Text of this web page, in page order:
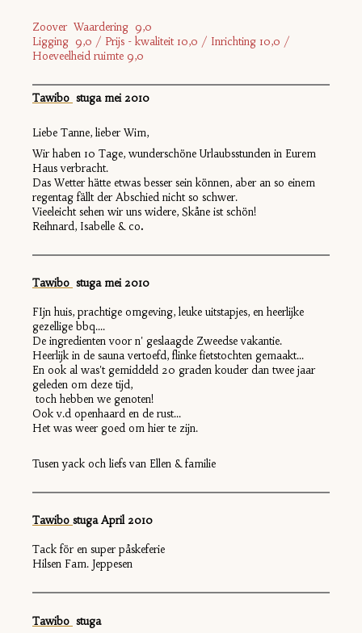
Zoover Waardering 9,0
Ligging 9,0 / Prijs - kwaliteit 10,0 / Inrichting 10,0 /
Hoeveelheid ruimte 9,0
Tawibo stuga mei 2010
Liebe Tanne, lieber Wim,
Wir haben 10 Tage, wunderschöne Urlaubsstunden in Eurem
Haus verbracht.
Das Wetter hätte etwas besser sein können, aber an so einem
regentag fällt der Abschied nicht so schwer.
Vieeleicht sehen wir uns widere, Skåne ist schön!
Reihnard, Isabelle & co.
Tawibo stuga mei 2010
FIjn huis, prachtige omgeving, leuke uitstapjes, en heerlijke
gezellige bbq....
De ingredienten voor n' geslaagde Zweedse vakantie.
Heerlijk in de sauna vertoefd, flinke fietstochten gemaakt...
En ook al was't gemiddeld 20 graden kouder dan twee jaar
geleden om deze tijd,
toch hebben we genoten!
Ook v.d openhaard en de rust...
Het was weer goed om hier te zijn.
Tusen yack och liefs van Ellen & familie
Tawibo stuga April 2010
Tack för en super påskeferie
Hilsen Fam. Jeppesen
Tawibo stuga